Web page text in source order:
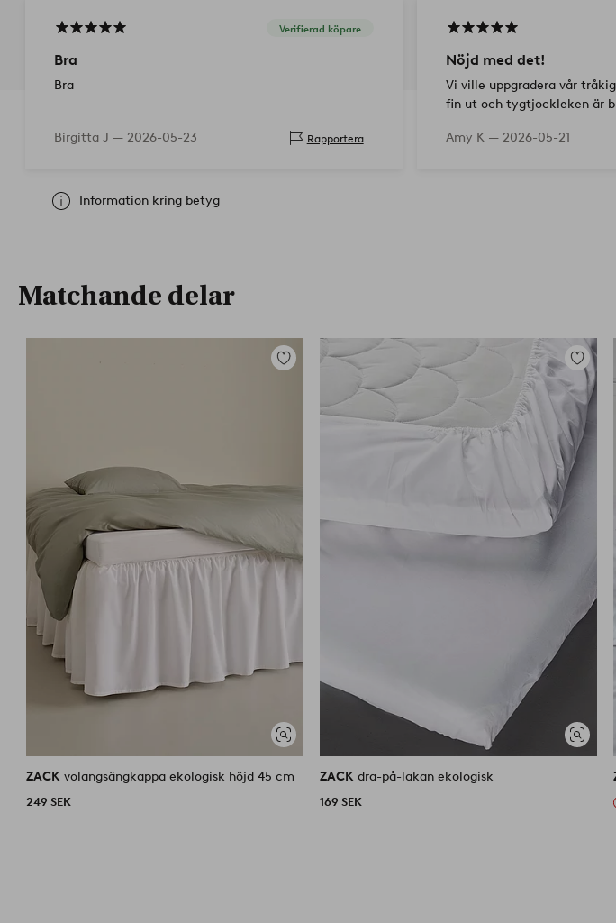
Verifierad köpare
Bra
Bra
Birgitta J — 2026-05-23 Rapportera
Nöjd med det!
Vi ville uppgradera vår
fin ut och tygtjockleken är
Amy K — 2026-05-21
Information kring betyg
Matchande delar
Visa
liknande
Lägg
favoriter
ZACK volangsängkappa ekologisk höjd 45 cm
249 SEK
Visa
liknande
Lägg
till
favoriter
ZACK dra-på-lakan ekologisk
169 SEK